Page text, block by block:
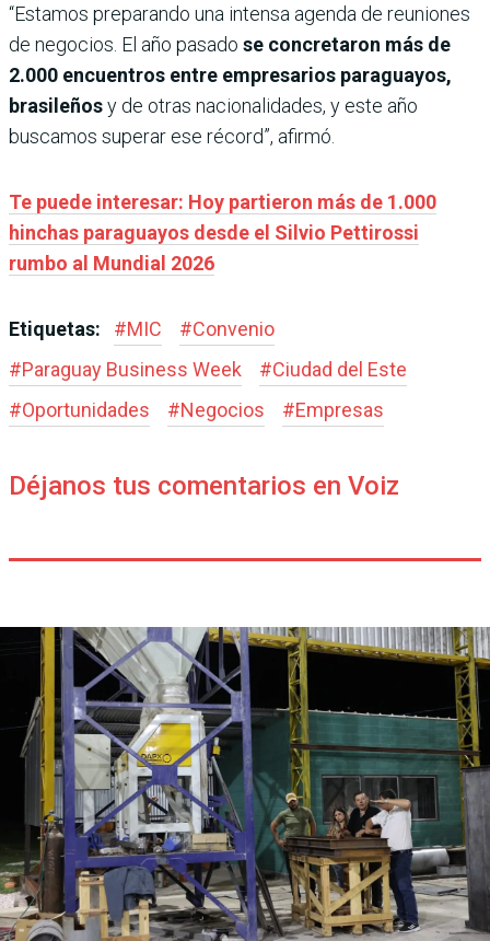
“Estamos preparando una intensa agenda de reuniones
de negocios. El año pasado se concretaron más de
2.000 encuentros entre empresarios paraguayos,
brasileñosy de otras nacionalidades, y este año
buscamos superar ese récord”, afirmó.
Te puede interesar: Hoy partieron más de 1.000
hinchas paraguayos desde el Silvio Pettirossi
rumbo al Mundial 2026
Etiquetas: #MIC #Convenio
#Paraguay Business Week #Ciudad del Este
#Oportunidades #Negocios #Empresas
Déjanos tus comentarios en Voiz